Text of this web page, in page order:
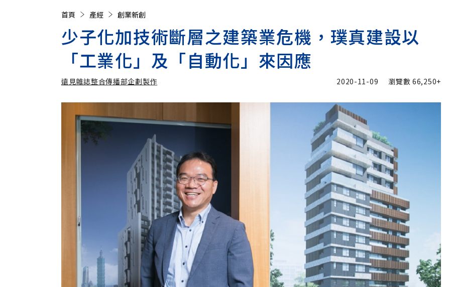
首頁 產經 創業新創
少子化加技術斷層之建築業危機，璞真建設以
「工業化」及「自動化」來因應
遠見雜誌整合傳播部企劃製作 2020-11-09 瀏覽數66,250+